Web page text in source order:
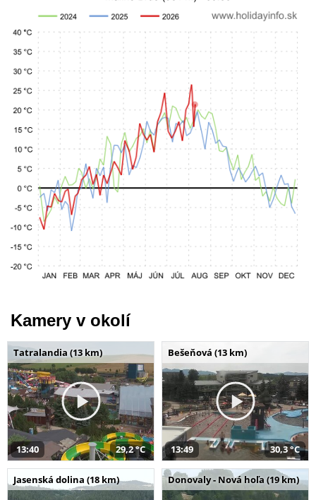
Kamery v okolí
Tatralandia (13 km)
13:40 29,2 °C
Bešeňová (13 km)
13:49 30,3 °C
Jasenská dolina (18 km) Donovaly - Nová hoľa (19 km)